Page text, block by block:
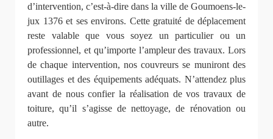
d’intervention, c’est-à-dire dans la ville de Goumoens-le-
jux 1376 et ses environs. Cette gratuité de déplacement
reste valable que vous soyez un particulier ou un
professionnel, et qu’importe l’ampleur des travaux. Lors
de chaque intervention, nos couvreurs se muniront des
outillages et des équipements adéquats. N’attendez plus
avant de nous confier la réalisation de vos travaux de
toiture, qu’il s’agisse de nettoyage, de rénovation ou
autre.